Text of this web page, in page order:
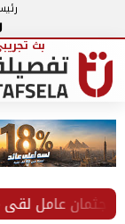
عامل لقي مصرعه